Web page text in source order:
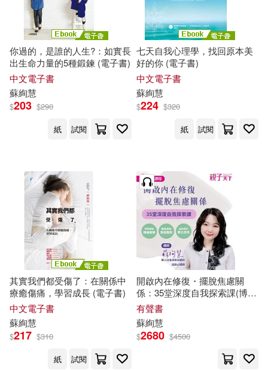
你過的，是誰的人生?：如實長
出生命力量的5種鍛鍊 (電子書)
中文電子書
蘇絢慧
$203 $290
紙
試閱
七天自我心理學，找回原本美
好的你 (電子書)
中文電子書
蘇絢慧
$224 $320
紙
試閱
其實我們都受傷了：在關係中
療癒傷痛，學習成長 (電子書)
中文電子書
蘇絢慧
$217 $310
紙
試閱
開啟內在修復・擺脫焦慮關
係：35堂深度自我探索課(博客
來加值音檔版) (有聲書)
有聲書
蘇絢慧
$2680 $4500